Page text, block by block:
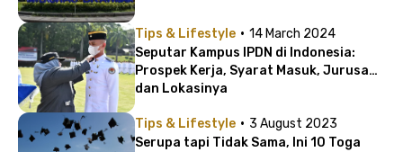
Tips & Lifestyle · 14 March 2024
Seputar Kampus IPDN di Indonesia:
Prospek Kerja, Syarat Masuk, Jurusan,
dan Lokasinya
Tips & Lifestyle · 3 August 2023
Serupa tapi Tidak Sama, Ini 10 Toga